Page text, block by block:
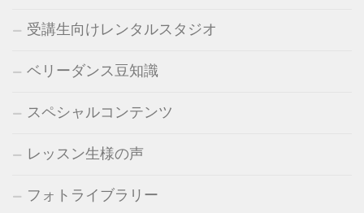
受講生向けレンタルスタジオ
ベリーダンス豆知識
スペシャルコンテンツ
レッスン生様の声
フォトライブラリー